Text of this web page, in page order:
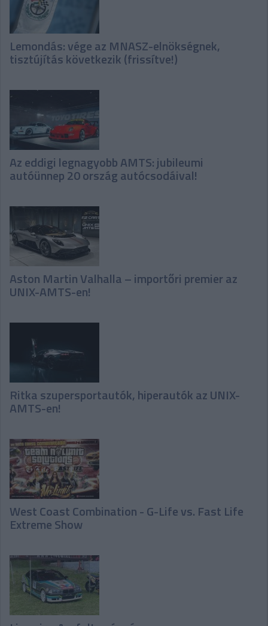
Lemondás: vége az MNASZ-elnökségnek,
tisztújítás következik (frissítve!)
Az eddigi legnagyobb AMTS: jubileumi
autóünnep 20 ország autócsodáival!
Aston Martin Valhalla – importőri premier az
UNIX-AMTS-en!
Ritka szupersportautók, hiperautók az UNIX-
AMTS-en!
West Coast Combination - G-Life vs. Fast Life
Extreme Show